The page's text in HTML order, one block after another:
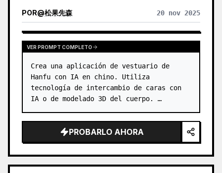
POR@松果先森 20 nov 2025
VER PROMPT COMPLETO
Crea una aplicación de vestuario de
Hanfu con IA en chino. Utiliza
tecnología de intercambio de caras con
IA o de modelado 3D del cuerpo. …
PROBARLO AHORA